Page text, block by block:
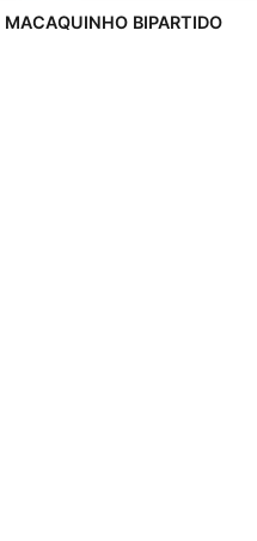
Visualização rápida
MACAQUINHO BIPARTIDO